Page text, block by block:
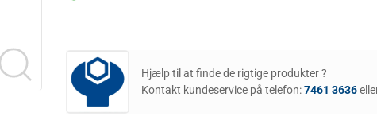
Hjælp til at finde de rigtige produkter ?
Kontakt kundeservice på telefon:7461 3636